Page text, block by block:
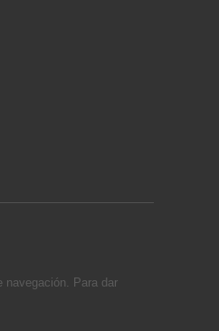
navegación. Para dar